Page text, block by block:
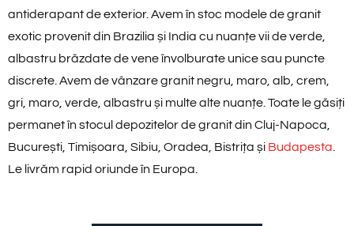
antiderapant de exterior. Avem în stoc modele de granit
exotic provenit din Brazilia și India cu nuanțe vii de verde,
albastru brăzdate de vene învolburate unice sau puncte
discrete. Avem de vânzare granit negru, maro, alb, crem,
gri, maro, verde, albastru și multe alte nuanțe. Toate le găsiți
permanet în stocul depozitelor de granit din Cluj-Napoca,
București, Timișoara, Sibiu, Oradea, Bistrița și Budapesta.
Le livrăm rapid oriunde în Europa.